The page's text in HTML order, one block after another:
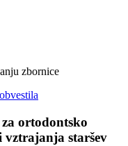
zbornice
ortodontsko
staršev